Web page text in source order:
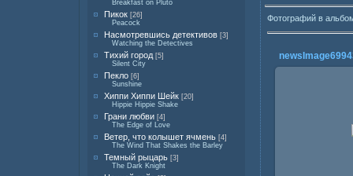
Breakfast on Pluto
Пикок [26]
Peacock
Насмотревшись детективов [3]
Watching the Detectives
Тихий город [5]
Silent City
Пекло [6]
Sunshine
Хиппи Хиппи Шейк [20]
Hippie Hippie Shake
Грани любви [4]
The Edge of Love
Ветер, что колышет ячмень [4]
The Wind That Shakes the Barley
Темный рыцарь [3]
The Dark Knight
Фотографий в